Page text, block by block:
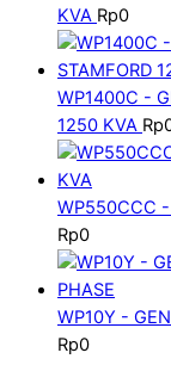
KVA Rp0
WP1400C -
1250 KVA Rp
WP550CCC -
Rp0
WP10Y -
Rp0